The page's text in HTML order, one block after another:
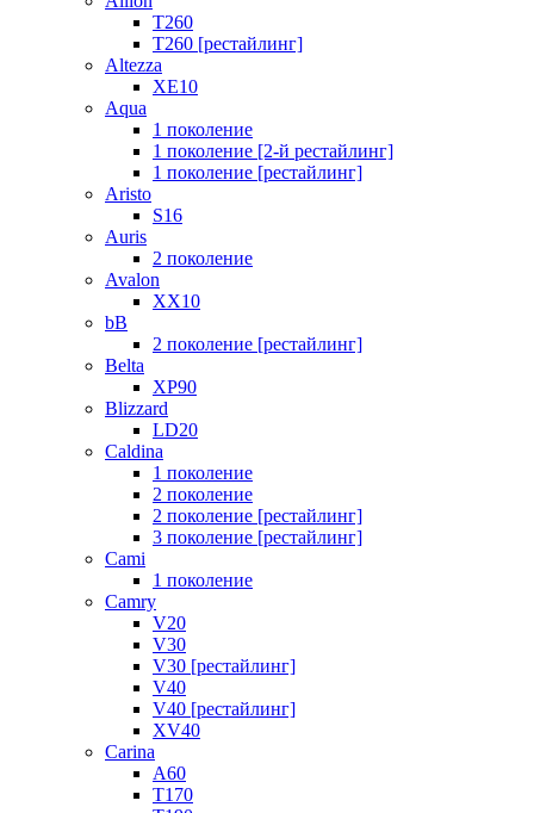
T260
T260 [рестайлинг]
Altezza
XE10
Aqua
1 поколение
1 поколение [2-й рестайлинг]
1 поколение [рестайлинг]
Aristo
S16
Auris
2 поколение
Avalon
XX10
bB
2 поколение [рестайлинг]
Belta
XP90
Blizzard
LD20
Caldina
1 поколение
2 поколение
2 поколение [рестайлинг]
3 поколение [рестайлинг]
Cami
1 поколение
Camry
V20
V30
V30 [рестайлинг]
V40
V40 [рестайлинг]
XV40
Carina
A60
T170